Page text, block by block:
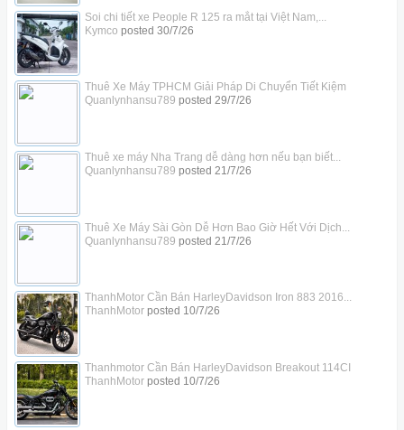
Soi chi tiết xe People R 125 ra mắt tại Việt Nam,...
Kymco posted 30/7/26
Thuê Xe Máy TPHCM Giải Pháp Di Chuyển Tiết Kiệm
Quanlynhansu789 posted 29/7/26
Thuê xe máy Nha Trang dễ dàng hơn nếu bạn biết...
Quanlynhansu789 posted 21/7/26
Thuê Xe Máy Sài Gòn Dễ Hơn Bao Giờ Hết Với Dịch...
Quanlynhansu789 posted 21/7/26
ThanhMotor Cần Bán HarleyDavidson Iron 883 2016...
ThanhMotorposted 10/7/26
Thanhmotor Cần Bán HarleyDavidson Breakout 114CI
ThanhMotorposted 10/7/26